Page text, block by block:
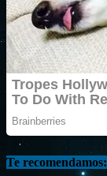
Te recomendamos: